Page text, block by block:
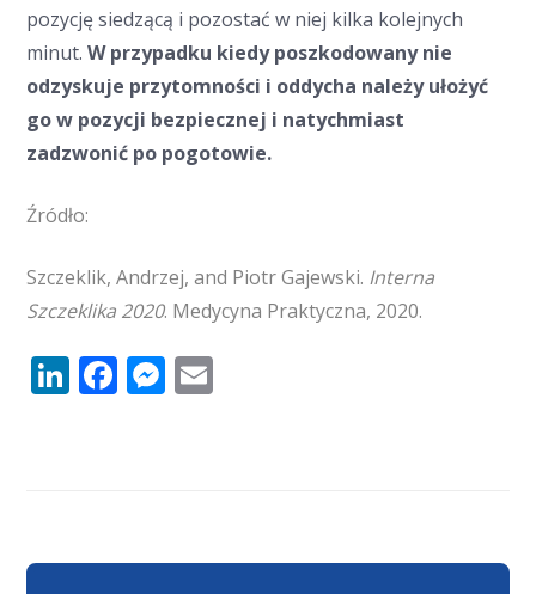
pozycję siedzącą i pozostać w niej kilka kolejnych
minut.W przypadku kiedy poszkodowany nie
odzyskuje przytomności i oddycha należy ułożyć
go w pozycji bezpiecznej i natychmiast
zadzwonić po pogotowie.
Źródło:
Szczeklik, Andrzej, and Piotr Gajewski. Interna
Szczeklika 2020. Medycyna Praktyczna, 2020.
LinkedIn
Facebook
Messenger